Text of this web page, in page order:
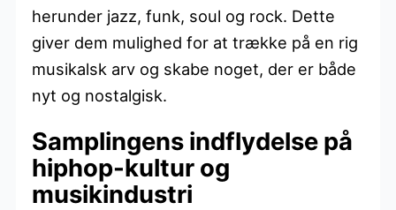
herunder jazz, funk, soul og rock. Dette
giver dem mulighed for at trække på en rig
musikalsk arv og skabe noget, der er både
nyt og nostalgisk.
Samplingens indflydelse på
hiphop-kultur og
musikindustri